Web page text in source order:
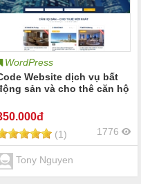
WordPress
Website dịch vụ bất
sản và cho thê căn hộ
.000đ
(1) 1776
Tony Nguyen